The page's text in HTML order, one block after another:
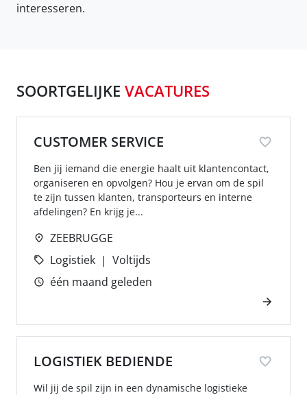
interesseren.
SOORTGELIJKE VACATURES
CUSTOMER SERVICE
Ben jij iemand die energie haalt uit klantencontact,
organiseren en opvolgen? Hou je ervan om de spil
te zijn tussen klanten, transporteurs en interne
afdelingen? En krijg je...
ZEEBRUGGE
Logistiek
Voltijds
één maand geleden
LOGISTIEK BEDIENDE
Wil jij de spil zijn in een dynamische logistieke